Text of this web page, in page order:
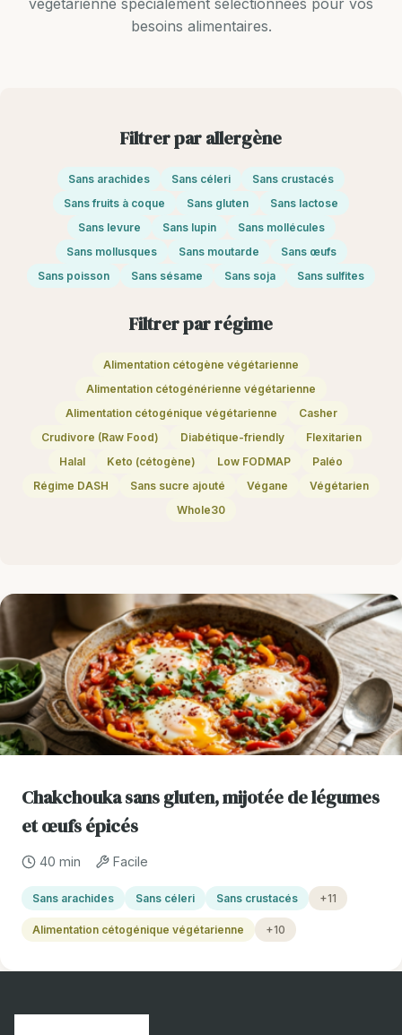
besoins alimentaires.
Filtrer par allergène
Sans arachides Sans céleri
Sans crustacés
Sans fruits à coque
Sans gluten
Sans lactose
Sans levure
Sans lupin
Sans mollécules
Sans mollusques
Sans moutarde
Sans œufs
Sans poisson
Sans sésame Sans soja Sans sulfites
Filtrer par régime
Alimentation cétogène végétarienne
Alimentation cétogénérienne végétarienne
Alimentation cétogénique végétarienne
Casher
Crudivore (Raw Food)
Diabétique-friendly
Flexitarien
Halal
Keto (cétogène) Low FODMAP
Paléo
Régime DASH
Sans sucre ajouté Végane
Végétarien
Whole30
Chakchouka sans gluten, mijotée de légumes
et œufs épicés
40 min Facile
Sans arachides Sans céleri Sans crustacés +11
Alimentation cétogénique végétarienne +10